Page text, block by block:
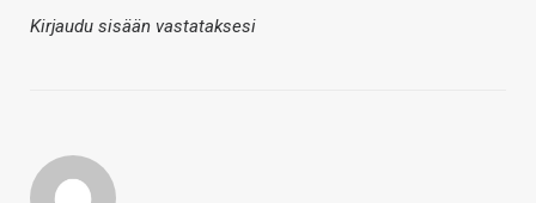
Kirjaudu sisään vastataksesi